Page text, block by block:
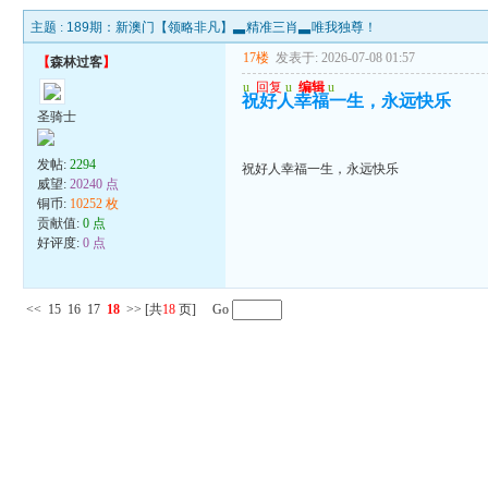
主题 : 189期：新澳门【领略非凡】▃精准三肖▃唯我独尊！
【森林过客】
圣骑士
发帖:2294
威望:20240 点
铜币: 10252 枚
贡献值:0 点
好评度:0 点
17楼 发表于: 2026-07-08 01:57
u 回复 u 编辑 u
祝好人幸福一生，永远快乐
祝好人幸福一生，永远快乐
<< 15 16 17 18 >> [共18 页] Go